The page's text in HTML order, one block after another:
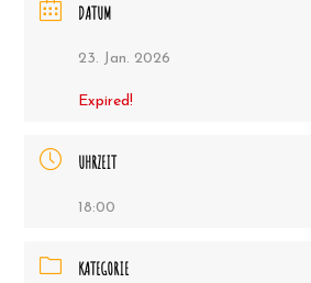
DATUM
23. Jan. 2026
Expired!
UHRZEIT
18:00
KATEGORIE